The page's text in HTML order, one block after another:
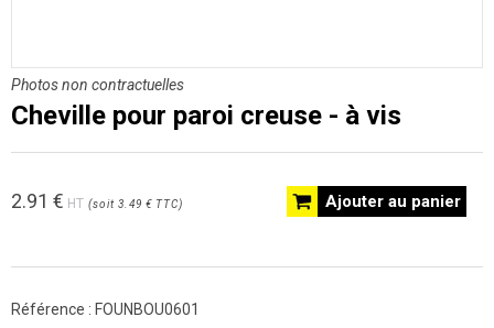
Photos non contractuelles
Cheville pour paroi creuse - à vis
Ajouter au panier
2.91 € HT (soit 3.49 € TTC)
Référence : FOUNBOU0601